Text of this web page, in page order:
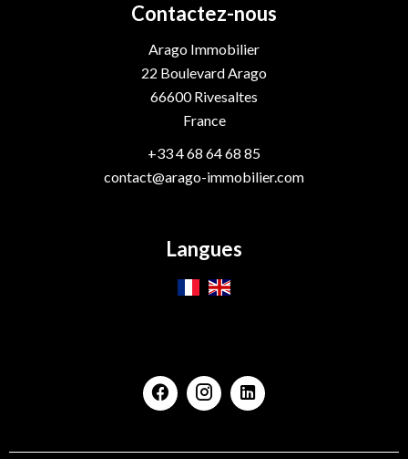
Contactez-nous
Arago Immobilier
22 Boulevard Arago
66600Rivesaltes
France
+33 4 68 64 68 85
contact@arago-immobilier.com
Langues